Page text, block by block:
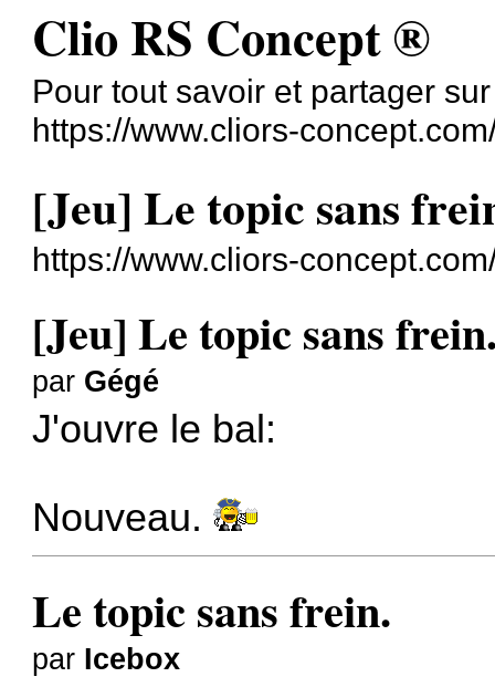
Clio RS Concept ®
Pour tout savoir et partager
https://www.cliors-
[Jeu] Le topic sans
https://www.cliors-
[Jeu] Le topic sans
par Gégé
J'ouvre le bal:
Nouveau.
Le topic sans frein.
par Icebox